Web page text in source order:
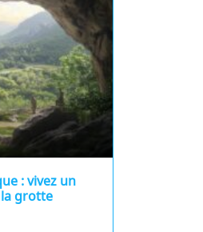
: vivez un
grotte